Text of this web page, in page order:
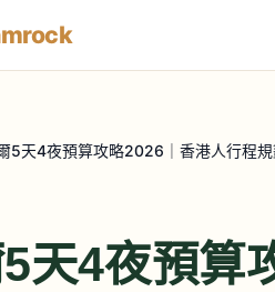
5天4夜預算攻略2026｜香港人行程
天4夜預算